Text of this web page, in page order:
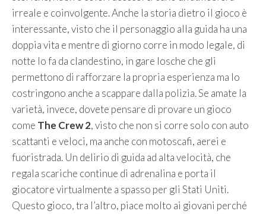
irreale e coinvolgente. Anche la storia dietro il gioco è
interessante, visto che il personaggio alla guida ha una
doppia vita e mentre di giorno corre in modo legale, di
notte lo fa da clandestino, in gare losche che gli
permettono di rafforzare la propria esperienza ma lo
costringono anche a scappare dalla polizia. Se amate la
varietà, invece, dovete pensare di provare un gioco
come The Crew 2, visto che non si corre solo con auto
scattanti e veloci, ma anche con motoscafi, aerei e
fuoristrada. Un delirio di guida ad alta velocità, che
regala scariche continue di adrenalina e porta il
giocatore virtualmente a spasso per gli Stati Uniti.
Questo gioco, tra l’altro, piace molto ai giovani perché